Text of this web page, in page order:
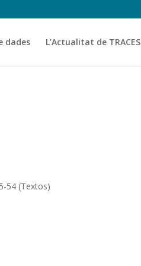
dades L’Actualitat de TRACES
54 (Textos)